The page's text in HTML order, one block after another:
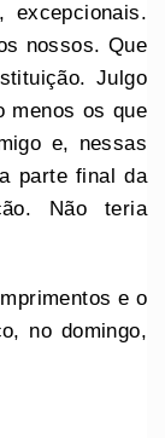
excepcionais.
nossos. Que
Julgo
menos os que
e, nessas
parte final da
Não teria
e o
no domingo,